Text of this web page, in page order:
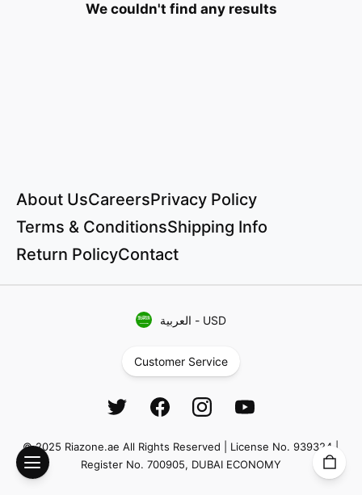
We couldn't find any results
About UsCareersPrivacy Policy
Terms & ConditionsShipping Info
Return PolicyContact
العربية - USD
Customer Service
© 2025 Riazone.ae All Rights Reserved | License No. 939324 |
Register No. 700905, DUBAI ECONOMY